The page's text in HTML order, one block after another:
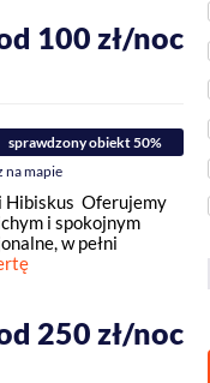
100 zł/noc
sprawdzony obiekt 50%
na mapie
Hibiskus Oferujemy
i spokojnym
w pełni
250 zł/noc